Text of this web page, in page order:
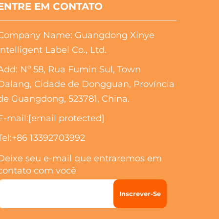
EM CONTATO
Name: Guangdong Xinye
Label Co., Ltd.
Nº 58, Rua Fumin Sul, Town
Cidade de Dongguan, Província
Guangdong, 523781, China.
mail:[email protected]
+86 13392703992
seu e-mail que entraremos em
com você
Inscrever-Se